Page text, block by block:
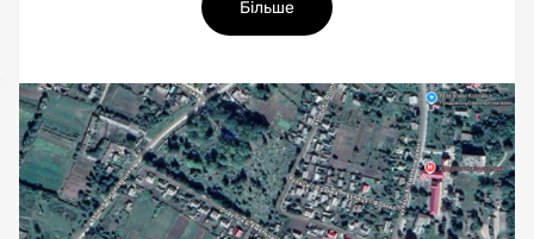
Більше